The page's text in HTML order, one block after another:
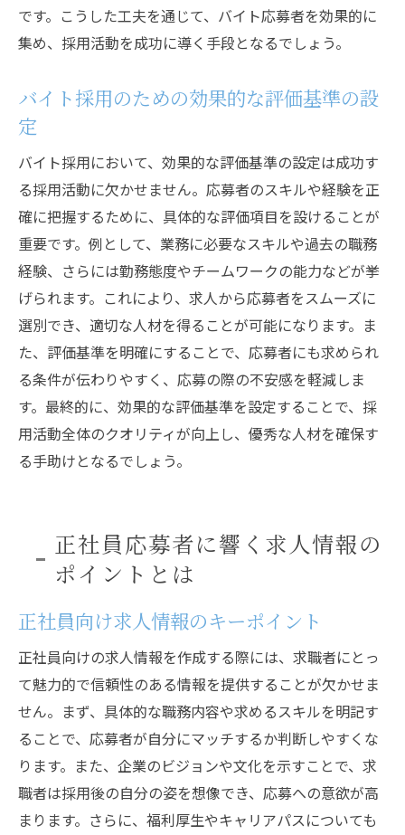
です。こうした工夫を通じて、バイト応募者を効果的に
集め、採用活動を成功に導く手段となるでしょう。
バイト採用のための効果的な評価基準の設
定
バイト採用において、効果的な評価基準の設定は成功す
る採用活動に欠かせません。応募者のスキルや経験を正
確に把握するために、具体的な評価項目を設けることが
重要です。例として、業務に必要なスキルや過去の職務
経験、さらには勤務態度やチームワークの能力などが挙
げられます。これにより、求人から応募者をスムーズに
選別でき、適切な人材を得ることが可能になります。ま
た、評価基準を明確にすることで、応募者にも求められ
る条件が伝わりやすく、応募の際の不安感を軽減しま
す。最終的に、効果的な評価基準を設定することで、採
用活動全体のクオリティが向上し、優秀な人材を確保す
る手助けとなるでしょう。
正社員応募者に響く求人情報の
ポイントとは
正社員向け求人情報のキーポイント
正社員向けの求人情報を作成する際には、求職者にとっ
て魅力的で信頼性のある情報を提供することが欠かせま
せん。まず、具体的な職務内容や求めるスキルを明記す
ることで、応募者が自分にマッチするか判断しやすくな
ります。また、企業のビジョンや文化を示すことで、求
職者は採用後の自分の姿を想像でき、応募への意欲が高
まります。さらに、福利厚生やキャリアパスについても